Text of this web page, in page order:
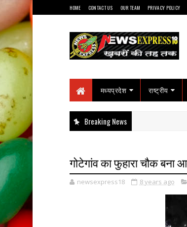
HOME CONTACT US OUR TEAM PRIVACY POLICY
मध्यप्रदेश राष्ट्रीय
Breaking News
गोटेगांव का फुहारा चौक बना
newsexpress18 8 years ago